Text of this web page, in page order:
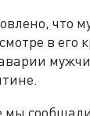
что
в его
мы